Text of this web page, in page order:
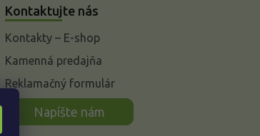
Kontaktujte nás
Kontakty – E-shop
Kamenná predajňa
Reklamačný formulár
Napíšte nám